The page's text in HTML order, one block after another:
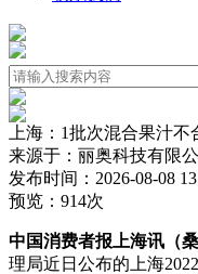
上海：1批次混合果汁不
来源于：丽奥科技有限
发布时间：2026-08-08
预览：914次
中国消费者报上海讯（
理局近日公布的上海